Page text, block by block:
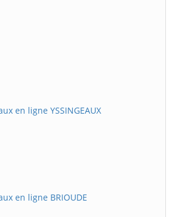
en ligne YSSINGEAUX
en ligne BRIOUDE